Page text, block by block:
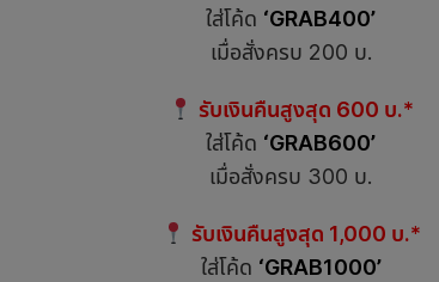
ใส่โค้ด ‘GRAB400’
เมื่อสั่งครบ 200 บ.
รับเงินคืนสูงสุด 600 บ.*
ใส่โค้ด ‘GRAB600’
เมื่อสั่งครบ 300 บ.
รับเงินคืนสูงสุด 1,000 บ.*
ใส่โค้ด ‘GRAB1000’